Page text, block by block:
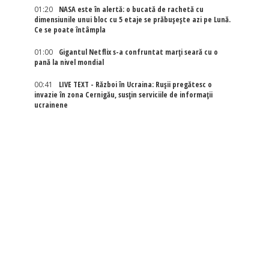
01:20
NASA este în alertă: o bucată de rachetă cu
dimensiunile unui bloc cu 5 etaje se prăbușește azi pe Lună.
Ce se poate întâmpla
01:00
Gigantul Netflix s-a confruntat marţi seară cu o
pană la nivel mondial
00:41
LIVE TEXT - Război în Ucraina: Rușii pregătesc o
invazie în zona Cernigău, susțin serviciile de informații
ucrainene